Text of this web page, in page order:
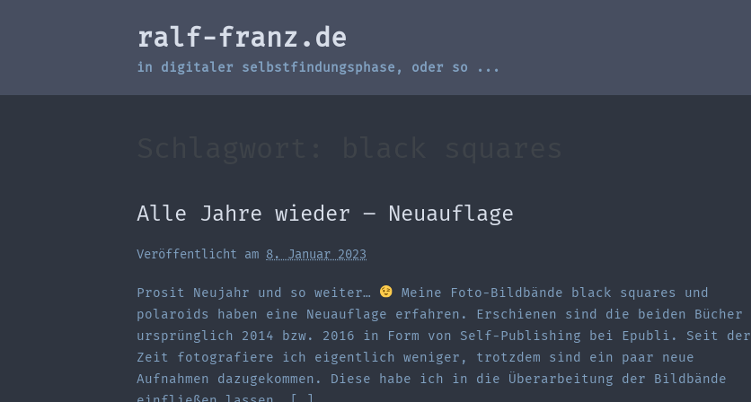
ralf-franz.de
in digitaler selbstfindungsphase, oder so ...
Alle Jahre wieder – Neuauflage
Veröffentlicht am 8. Januar 2023
Prosit Neujahr und so weiter…
Meine Foto-Bildbände black squares und
polaroids haben eine Neuauflage erfahren. Erschienen sind die beiden Bücher
ursprünglich 2014 bzw. 2016 in Form von Self-Publishing bei Epubli. Seit der
Zeit fotografiere ich eigentlich weniger, trotzdem sind ein paar neue
Aufnahmen dazugekommen. Diese habe ich in die Überarbeitung der Bildbände